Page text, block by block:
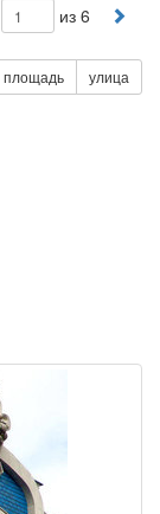
из 6
площадь улица